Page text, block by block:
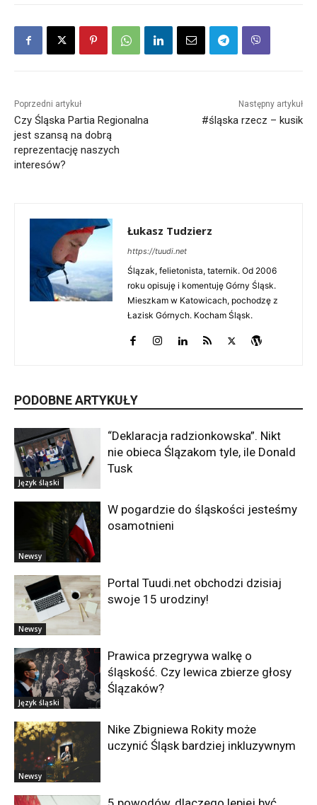
Poprzedni artykuł
Czy Śląska Partia Regionalna
jest szansą na dobrą
reprezentację naszych
interesów?
Następny artykuł
#śląska rzecz – kusik
Łukasz Tudzierz
https://tuudi.net
Ślązak, felietonista, taternik. Od 2006
roku opisuję i komentuję Górny Śląsk.
Mieszkam w Katowicach, pochodzę z
Łazisk Górnych. Kocham Śląsk.
PODOBNE ARTYKUŁY
Język śląski
“Deklaracja radzionkowska”. Nikt
nie obieca Ślązakom tyle, ile Donald
Tusk
Newsy
W pogardzie do śląskości jesteśmy
osamotnieni
Newsy
Portal Tuudi.net obchodzi dzisiaj
swoje 15 urodziny!
Język śląski
Prawica przegrywa walkę o
śląskość. Czy lewica zbierze głosy
Ślązaków?
Newsy
Nike Zbigniewa Rokity może
uczynić Śląsk bardziej inkluzywnym